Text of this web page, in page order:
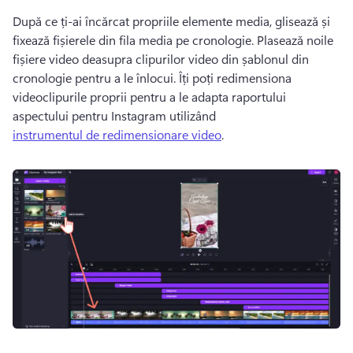
După ce ți-ai încărcat propriile elemente media, glisează și
fixează fișierele din fila media pe cronologie. Plasează noile
fișiere video deasupra clipurilor video din șablonul din
cronologie pentru a le înlocui. Îți poți redimensiona
videoclipurile proprii pentru a le adapta raportului
aspectului pentru Instagram utilizând
instrumentul de redimensionare video.